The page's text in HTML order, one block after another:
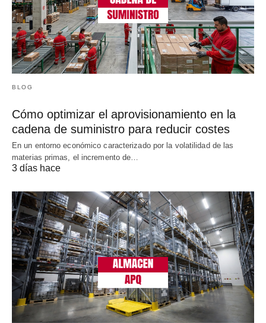
BLOG
Cómo optimizar el aprovisionamiento en la
cadena de suministro para reducir costes
En un entorno económico caracterizado por la volatilidad de las
materias primas, el incremento de…
3 días hace